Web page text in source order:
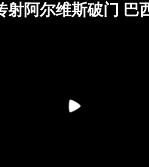
射阿尔维斯破门 巴